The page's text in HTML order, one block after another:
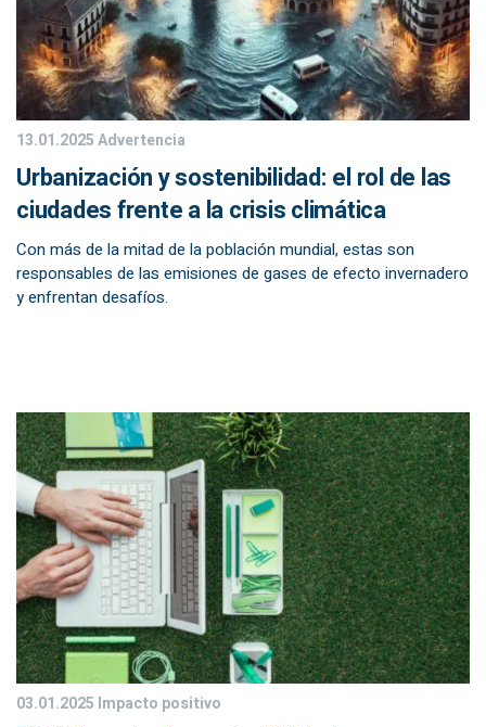
13.01.2025Advertencia
Urbanización y sostenibilidad: el rol de las
ciudades frente a la crisis climática
Con más de la mitad de la población mundial, estas son
responsables de las emisiones de gases de efecto invernadero
y enfrentan desafíos.
03.01.2025 Impacto positivo